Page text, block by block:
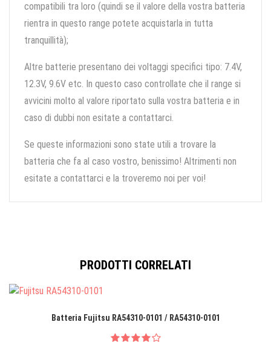
compatibili tra loro (quindi se il valore della vostra batteria
rientra in questo range potete acquistarla in tutta
tranquillità);
Altre batterie presentano dei voltaggi specifici tipo: 7.4V,
12.3V, 9.6V etc. In questo caso controllate che il range si
avvicini molto al valore riportato sulla vostra batteria e in
caso di dubbi non esitate a contattarci.
Se queste informazioni sono state utili a trovare la
batteria che fa al caso vostro, benissimo! Altrimenti non
esitate a contattarci e la troveremo noi per voi!
PRODOTTI CORRELATI
Batteria Fujitsu RA54310-0101 / RA54310-0101